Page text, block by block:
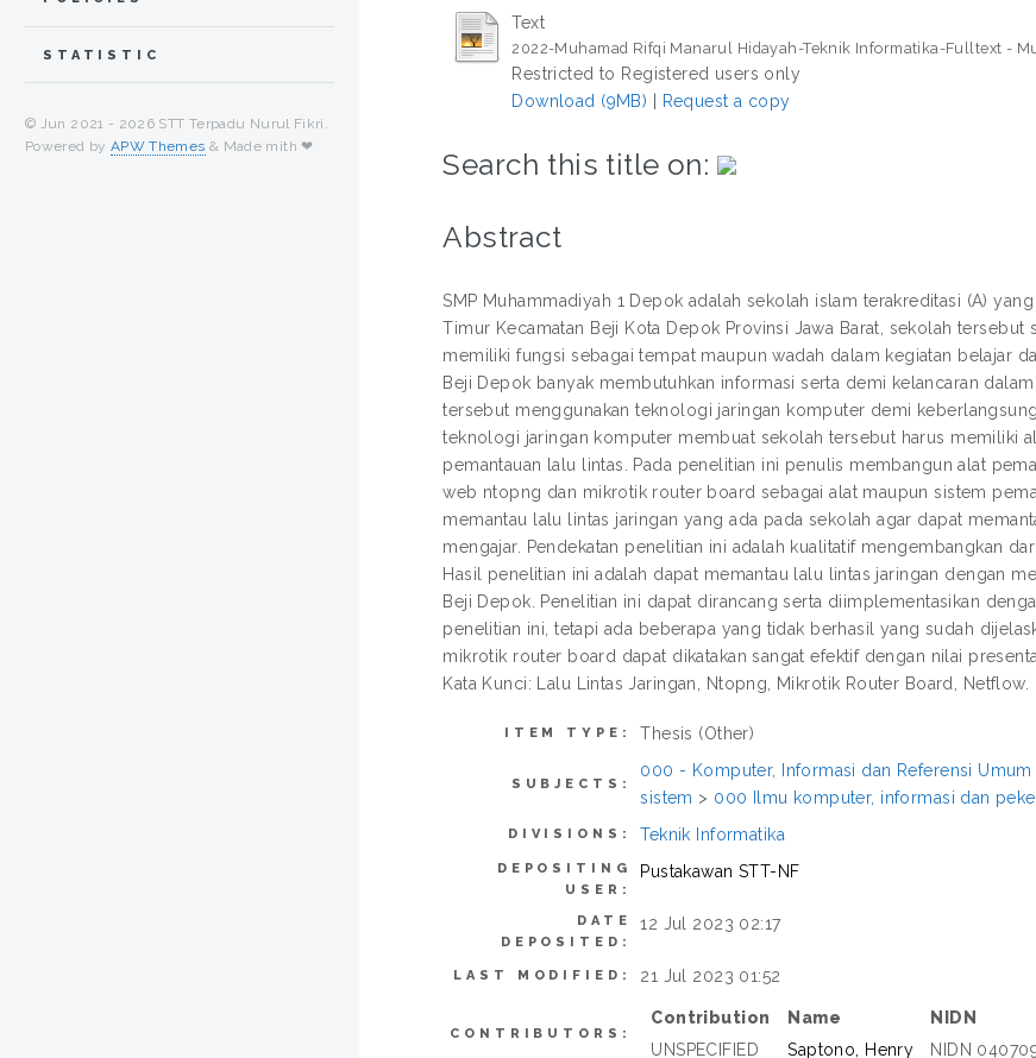
Text
2022-Muhamad Rifqi Manarul Hidayah-Teknik Informatika-Fulltext -
Restricted to Registered users only
Download (9MB) | Request a copy
Search this title on:
Abstract
SMP Muhammadiyah 1 Depok adalah sekolah islam terakreditasi (A)
Timur Kecamatan Beji Kota Depok Provinsi Jawa Barat, sekolah
memiliki fungsi sebagai tempat maupun wadah dalam kegiatan belajar
Beji Depok banyak membutuhkan informasi serta demi kelancaran
tersebut menggunakan teknologi jaringan komputer demi
teknologi jaringan komputer membuat sekolah tersebut harus memiliki
pemantauan lalu lintas. Pada penelitian ini penulis membangun alat
web ntopng dan mikrotik router board sebagai alat maupun sistem
memantau lalu lintas jaringan yang ada pada sekolah agar dapat
mengajar. Pendekatan penelitian ini adalah kualitatif mengembangkan
Hasil penelitian ini adalah dapat memantau lalu lintas jaringan dengan
Beji Depok. Penelitian ini dapat dirancang serta diimplementasikan
penelitian ini, tetapi ada beberapa yang tidak berhasil yang sudah
mikrotik router board dapat dikatakan sangat efektif dengan nilai
Kata Kunci: Lalu Lintas Jaringan, Ntopng, Mikrotik Router Board, Netflow.
ITEM TYPE: Thesis (Other)
SUBJECTS:
000 - Komputer, Informasi dan Referensi Umum
sistem > 000 Ilmu komputer, informasi dan
DIVISIONS: Teknik Informatika
DEPOSITING
USER:
Pustakawan STT-NF
DATE
DEPOSITED:
12 Jul 2023 02:17
LAST MODIFIED: 21 Jul 2023 01:52
CONTRIBUTORS:
Contribution Name
NIDN
UNSPECIFIED
Saptono, Henry NIDN
STATISTIC
© Jun 2021 - 2026 STT Terpadu Nurul Fikri.
Powered by APW Themes & Made mith ❤